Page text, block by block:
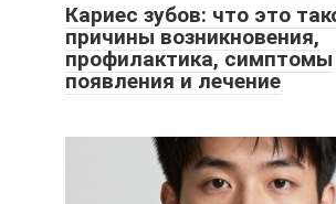
Кариес зубов: что это
причины возникновения,
профилактика, симптомы
появления и лечение